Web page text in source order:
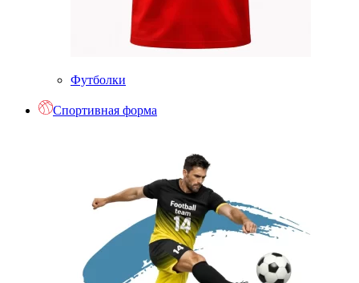
Футболки
Спортивная форма